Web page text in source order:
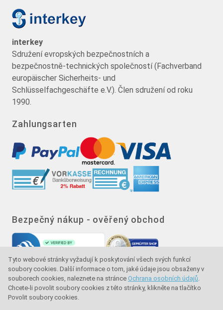
Tyto webové stránky vyžadují k poskytování všech svých funkcí
soubory cookies. Další informace o tom, jaké údaje jsou obsaženy v
souborech cookies, naleznete na stránce Ochrana osobních údajů.
Chcete-li povolit soubory cookies z této stránky, klikněte na tlačítko
Povolit soubory cookies.
interkey
Sdružení evropských bezpečnostních a
bezpečnostně-technických společností (Fachverband
europäischer Sicherheits- und
Schlüsselfachgeschäfte e.V.). Člen sdružení od roku
1990.
Zahlungsarten
Bezpečný nákup - ověřený obchod
Značka kvality - ochrana kupujícího - ochrana